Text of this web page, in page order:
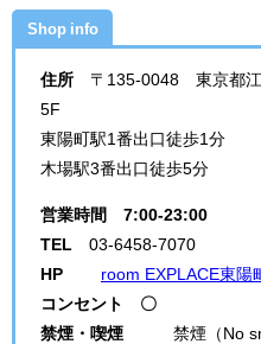
Shop info
住所 〒135-0048 東京都
5F
東陽町駅1番出口徒歩1分
木場駅3番出口徒歩5分
営業時間
7:00-23:00
TEL 03-6458-7070
HP
room EXPLACE東陽町
コンセント 〇
禁煙・喫煙 禁煙（